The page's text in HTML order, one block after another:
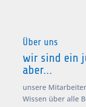
Über uns
wir sind ein
aber...
unsere
Wissen über alle